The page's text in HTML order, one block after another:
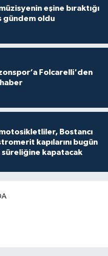
eşine bıraktığı
gündem oldu
Folcarelli'den
motosikletliler, Bostancı
kapılarını bugün
süreliğine kapatacak